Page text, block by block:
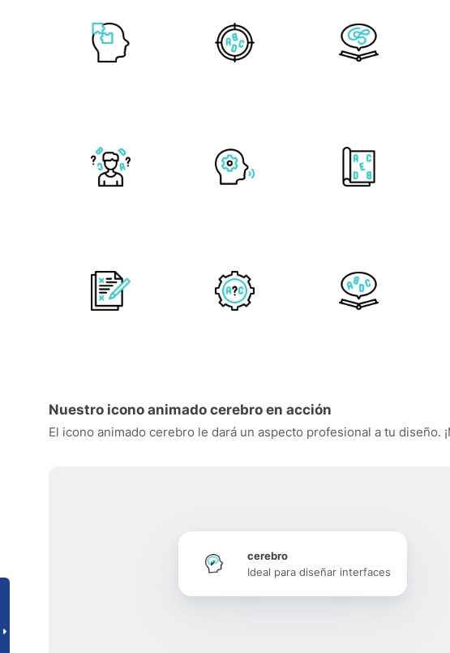
Nuestro icono animado cerebro en acción
El icono animado cerebro le dará un aspecto profesional a tu
cerebro
Ideal para diseñar interfaces